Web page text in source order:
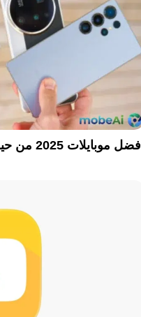
موبايلات 2025 من حيث الكاميرا: مين كسب المعركة؟